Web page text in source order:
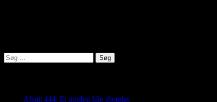
Søg
efter:
Afsnit 444: Et utroligt lille shotglas